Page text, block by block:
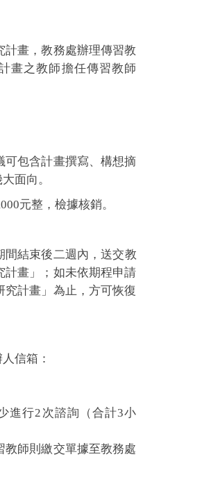
畫，教務處辦理傳習教
畫之教師擔任傳習教師
包含計畫撰寫、構想摘
面向。
元整，檢據核銷。
間結束後二週內，送交教
畫」；如未依期程申請
計畫」為止，方可恢復
信箱：
進行2次諮詢（合計3小
師則繳交單據至教務處